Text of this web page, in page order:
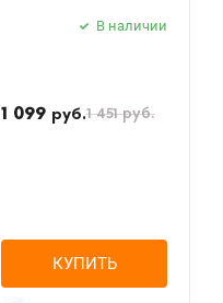
В наличии
1 099 руб.1 451руб.
КУПИТЬ